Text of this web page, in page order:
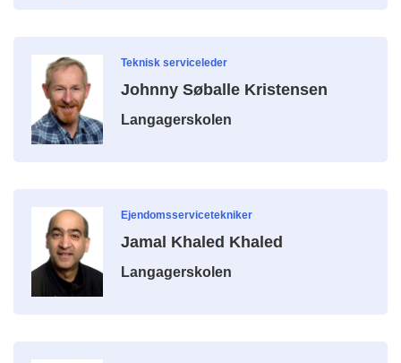
Teknisk serviceleder
Johnny Søballe Kristensen
Langagerskolen
Ejendomsservicetekniker
Jamal Khaled Khaled
Langagerskolen